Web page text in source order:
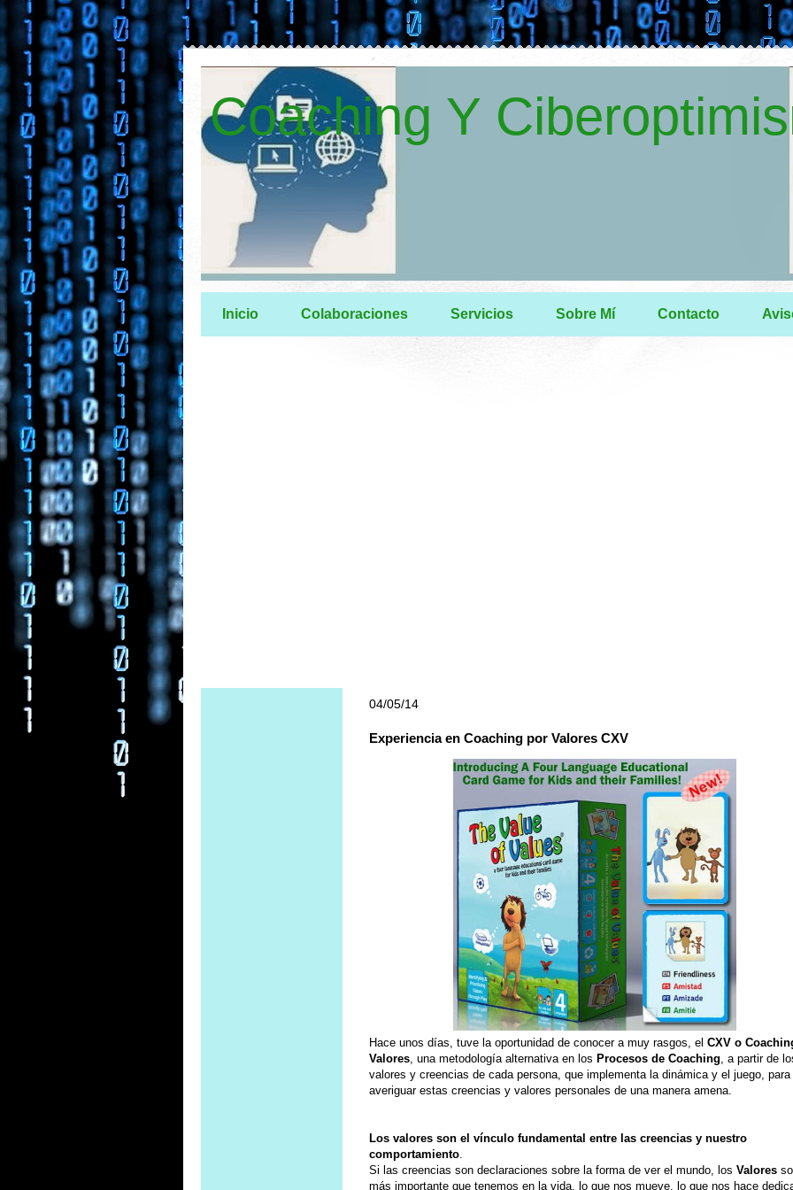
Coaching Y
Inicio Colaboraciones Servicios Sobre Mí Contacto
04/05/14
Experiencia en Coaching por Valores CXV
Hace unos días, tuve la oportunidad de conocer a muy rasgos, el CXV o
Valores, una metodología alternativa en los Procesos de Coaching, a partir de
valores y creencias de cada persona, que implementa la dinámica y el juego, para
averiguar estas creencias y valores personales de una manera amena.
Los valores son el vínculo fundamental entre las creencias y nuestro
comportamiento.
Si las creencias son declaraciones sobre la forma de ver el mundo, los Valores
más importante que tenemos en la vida, lo que nos mueve, lo que nos hace